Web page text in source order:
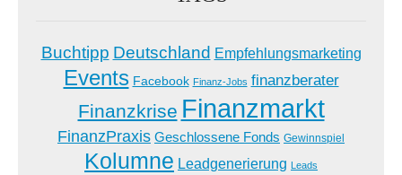
Buchtipp Deutschland Empfehlungsmarketing
Events Facebook Finanz-Jobs finanzberater
Finanzkrise Finanzmarkt
FinanzPraxis Geschlossene Fonds Gewinnspiel
Kolumne Leadgenerierung Leads